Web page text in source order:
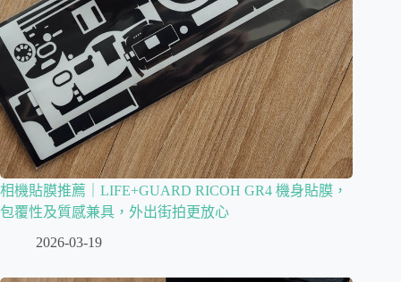
相機貼膜推薦｜LIFE+GUARD RICOH GR4 機身貼膜，
包覆性及質感兼具，外出街拍更放心
2026-03-19